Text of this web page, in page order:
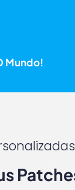
Mundo!